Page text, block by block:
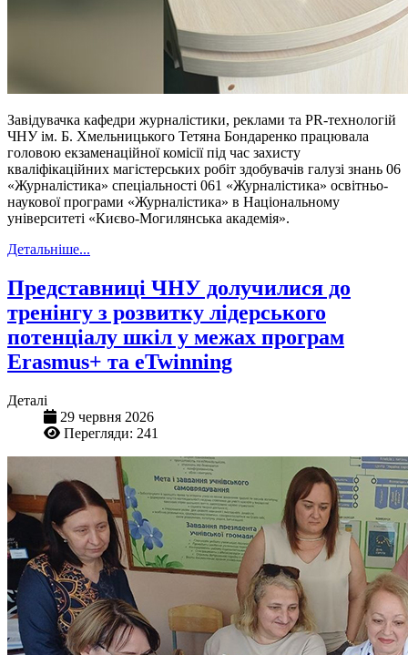
Завідувачка кафедри журналістики, реклами та PR-технологій
ЧНУ ім. Б. Хмельницького Тетяна Бондаренко працювала
головою екзаменаційної комісії під час захисту
кваліфікаційних магістерських робіт здобувачів галузі знань 06
«Журналістика» спеціальності 061 «Журналістика» освітньо-
наукової програми «Журналістика» в Національному
університеті «Києво-Могилянська академія».
Детальніше...
Представниці ЧНУ долучилися до
тренінгу з розвитку лідерського
потенціалу шкіл у межах програм
Erasmus+ та eTwinning
Деталі
29 червня 2026
Перегляди: 241